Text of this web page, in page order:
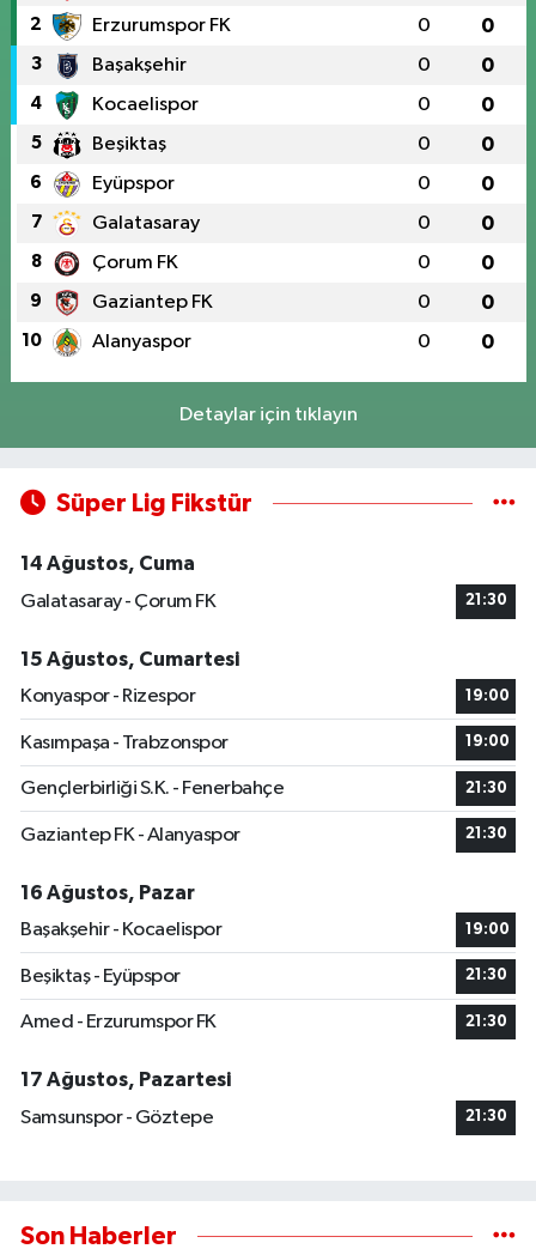
2 Erzurumspor FK 0 0
3 Başakşehir 0 0
4 Kocaelispor 0 0
5 Beşiktaş 0 0
6 Eyüpspor 0 0
7 Galatasaray 0 0
8 Çorum FK 0 0
9 Gaziantep FK 0 0
10 Alanyaspor 0 0
Detaylar için tıklayın
Süper Lig Fikstür
14 Ağustos, Cuma
Galatasaray - Çorum FK
21:30
15 Ağustos, Cumartesi
Konyaspor - Rizespor
19:00
Kasımpaşa - Trabzonspor 19:00
Gençlerbirliği S.K. - Fenerbahçe 21:30
Gaziantep FK - Alanyaspor 21:30
16 Ağustos, Pazar
Başakşehir - Kocaelispor
19:00
Beşiktaş - Eyüpspor 21:30
Amed - Erzurumspor FK 21:30
17 Ağustos, Pazartesi
Samsunspor - Göztepe
21:30
Son Haberler